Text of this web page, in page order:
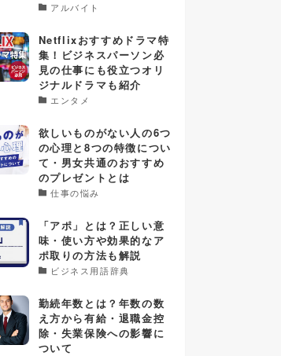
アルバイト
Netflixおすすめドラマ特
集！ビジネスパーソン必
見の仕事にも役立つオリ
ジナルドラマも紹介
エンタメ
欲しいものがない人の6つ
の心理と8つの特徴につい
て・男女共通のおすすめ
のプレゼントとは
仕事の悩み
「アポ」とは？正しい意
味・使い方や効果的なア
ポ取りの方法も解説
ビジネス用語辞典
勤続年数とは？年数の数
え方から有給・退職金控
除・失業保険への影響に
ついて